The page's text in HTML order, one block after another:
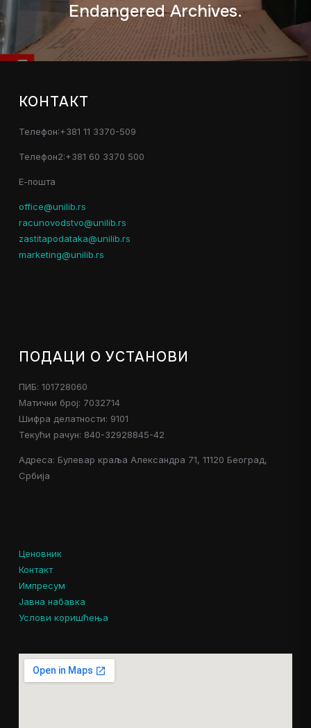
Endangered Archives.
КОНТАКТ
Телефон:+381 11 3370-509
Телефон2:+381 60 3370 500
Е-пошта
office@unilib.rs
racunovodstvo@unilib.rs
zastitapodataka@unilib.rs
marketing@unilib.rs
ПОДАЦИ О УСТАНОВИ
ПИБ: 101728060
Матични број: 7032714
Шифра делатности: 9101
Текући рачун: 840-32928845-42
Адреса: Булевар краља Александра 71, 11120 Београд,
Србија
Ценовник
Контакт
Импресум
Јавна набавка
Услови коришћења